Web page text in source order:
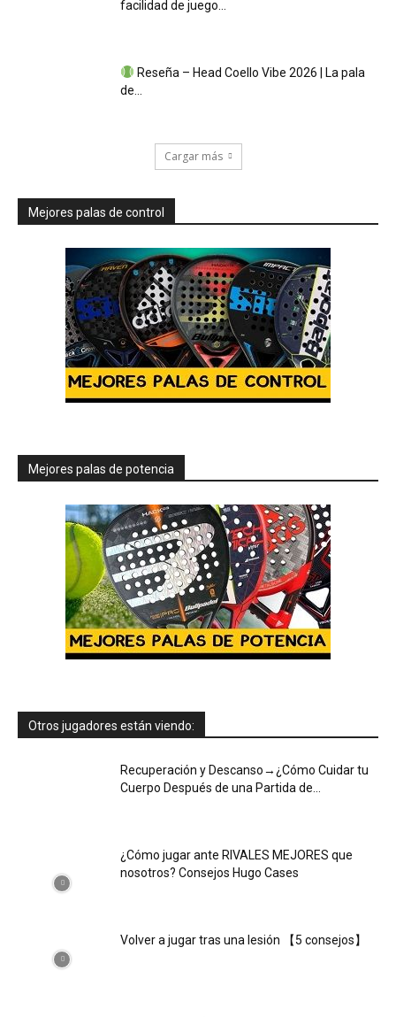
facilidad de juego...
Reseña – Head Coello Vibe 2026 | La pala
de...
Cargar más
Mejores palas de control
Mejores palas de potencia
Otros jugadores están viendo:
Recuperación y Descanso→¿Cómo Cuidar tu
Cuerpo Después de una Partida de...
¿Cómo jugar ante RIVALES MEJORES que
nosotros? Consejos Hugo Cases
Volver a jugar tras una lesión 【5 consejos】